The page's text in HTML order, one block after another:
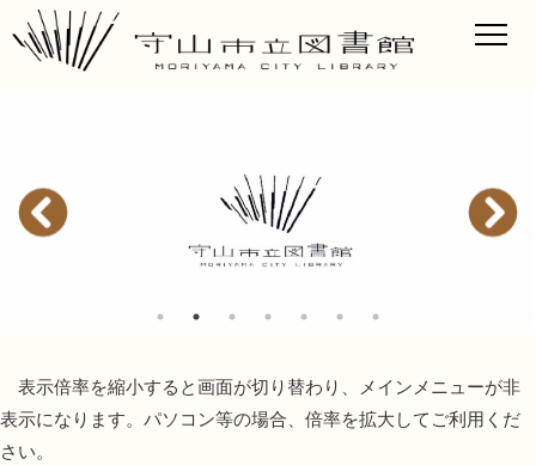
表示倍率を縮小すると画面が切り替わり、メインメニューが非
表示になります。パソコン等の場合、倍率を拡大してご利用くだ
さい。